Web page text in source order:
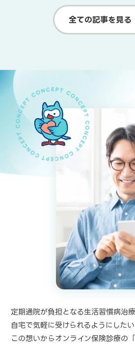
インスリン「ミリオペンリリ
ー」の作用と効果とは？
2026/03/21
エンレストの効果とは？降圧剤
のメリット・副作用・薬価を徹
底解説
2026/03/25
血中脂質の管理｜食事・運動療
法の有効性と薬物治療
2026/02/27
痛風が1ヶ月以上痛いのはな
ぜ？長引く原因と専門的な治療
法
2026/03/22
3月の花粉はいつまで？ピーク
時期と今すぐできる花粉症対策
2026/03/16
全ての記事を見る
定期通院が負担となる生活習慣病治療
自宅で気軽に受けられるようにしたい
この想いからオンライン保険診療の